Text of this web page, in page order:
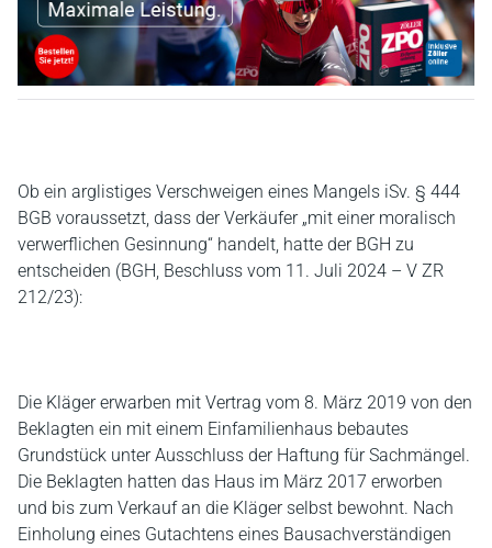
Ob ein arglistiges Verschweigen eines Mangels iSv. § 444
BGB voraussetzt, dass der Verkäufer „mit einer moralisch
verwerflichen Gesinnung“ handelt, hatte der BGH zu
entscheiden (BGH, Beschluss vom 11. Juli 2024 – V ZR
212/23):
Die Kläger erwarben mit Vertrag vom 8. März 2019 von den
Beklagten ein mit einem Einfamilienhaus bebautes
Grundstück unter Ausschluss der Haftung für Sachmängel.
Die Beklagten hatten das Haus im März 2017 erworben
und bis zum Verkauf an die Kläger selbst bewohnt. Nach
Einholung eines Gutachtens eines Bausachverständigen